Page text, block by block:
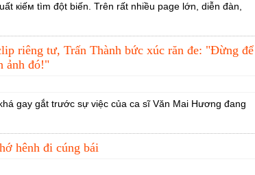
кіếм tìm đột biến. Trên rất nhiều page lớn, diễn đàn,
riêng tư, Trấn Thành bức xúc răn đe: "Đừng để
ảnh đó!"
gay gắt trước sự việc của ca sĩ Văn Mai Hương đang
hênh đi cúng bái